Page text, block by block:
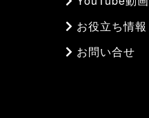
お役立ち情報
お問い合せ